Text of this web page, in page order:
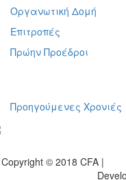
Οργανωτική Δομή
Επιτροπές
Πρώην Προέδροι
Προηγούμενες Χρονιές
Copyright © 2018 CFA |